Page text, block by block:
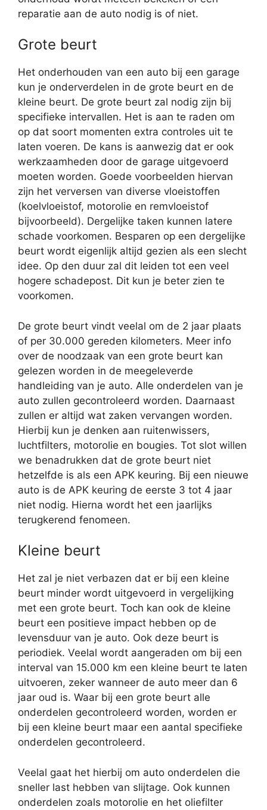
reparatie aan de auto nodig is of niet.
Grote beurt
Het onderhouden van een auto bij een garage
kun je onderverdelen in de grote beurt en de
kleine beurt. De grote beurt zal nodig zijn bij
specifieke intervallen. Het is aan te raden om
op dat soort momenten extra controles uit te
laten voeren. De kans is aanwezig dat er ook
werkzaamheden door de garage uitgevoerd
moeten worden. Goede voorbeelden hiervan
zijn het verversen van diverse vloeistoffen
(koelvloeistof, motorolie en remvloeistof
bijvoorbeeld). Dergelijke taken kunnen latere
schade voorkomen. Besparen op een dergelijke
beurt wordt eigenlijk altijd gezien als een slecht
idee. Op den duur zal dit leiden tot een veel
hogere schadepost. Dit kun je beter zien te
voorkomen.
De grote beurt vindt veelal om de 2 jaar plaats
of per 30.000 gereden kilometers. Meer info
over de noodzaak van een grote beurt kan
gelezen worden in de meegeleverde
handleiding van je auto. Alle onderdelen van je
auto zullen gecontroleerd worden. Daarnaast
zullen er altijd wat zaken vervangen worden.
Hierbij kun je denken aan ruitenwissers,
luchtfilters, motorolie en bougies. Tot slot willen
we benadrukken dat de grote beurt niet
hetzelfde is als een APK keuring. Bij een nieuwe
auto is de APK keuring de eerste 3 tot 4 jaar
niet nodig. Hierna wordt het een jaarlijks
terugkerend fenomeen.
Kleine beurt
Het zal je niet verbazen dat er bij een kleine
beurt minder wordt uitgevoerd in vergelijking
met een grote beurt. Toch kan ook de kleine
beurt een positieve impact hebben op de
levensduur van je auto. Ook deze beurt is
periodiek. Veelal wordt aangeraden om bij een
interval van 15.000 km een kleine beurt te laten
uitvoeren, zeker wanneer de auto meer dan 6
jaar oud is. Waar bij een grote beurt alle
onderdelen gecontroleerd worden, worden er
bij een kleine beurt maar een aantal specifieke
onderdelen gecontroleerd.
Veelal gaat het hierbij om auto onderdelen die
sneller last hebben van slijtage. Ook kunnen
onderdelen zoals motorolie en het oliefilter